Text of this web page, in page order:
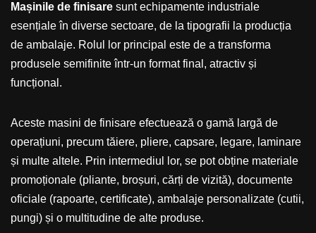
Mașinile de finisare sunt echipamente industriale
esențiale în diverse sectoare, de la tipografii la producția
de ambalaje. Rolul lor principal este de a transforma
produsele semifinite într-un format final, atractiv și
funcțional.
Aceste masini de finisare efectuează o gamă largă de
operațiuni, precum tăiere, pliere, capsare, legare, laminare
și multe altele. Prin intermediul lor, se pot obține materiale
promoționale (pliante, broșuri, cărți de vizită), documente
oficiale (rapoarte, certificate), ambalaje personalizate (cutii,
pungi) și o multitudine de alte produse.